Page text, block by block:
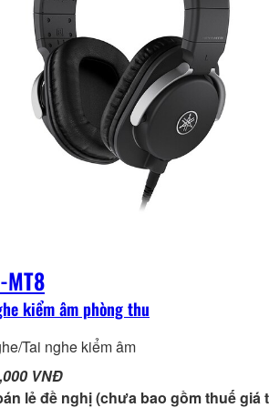
MT8
kiểm âm phòng thu
Tai nghe kiểm âm
VNĐ
lẻ đề nghị (chưa bao gồm thuế giá